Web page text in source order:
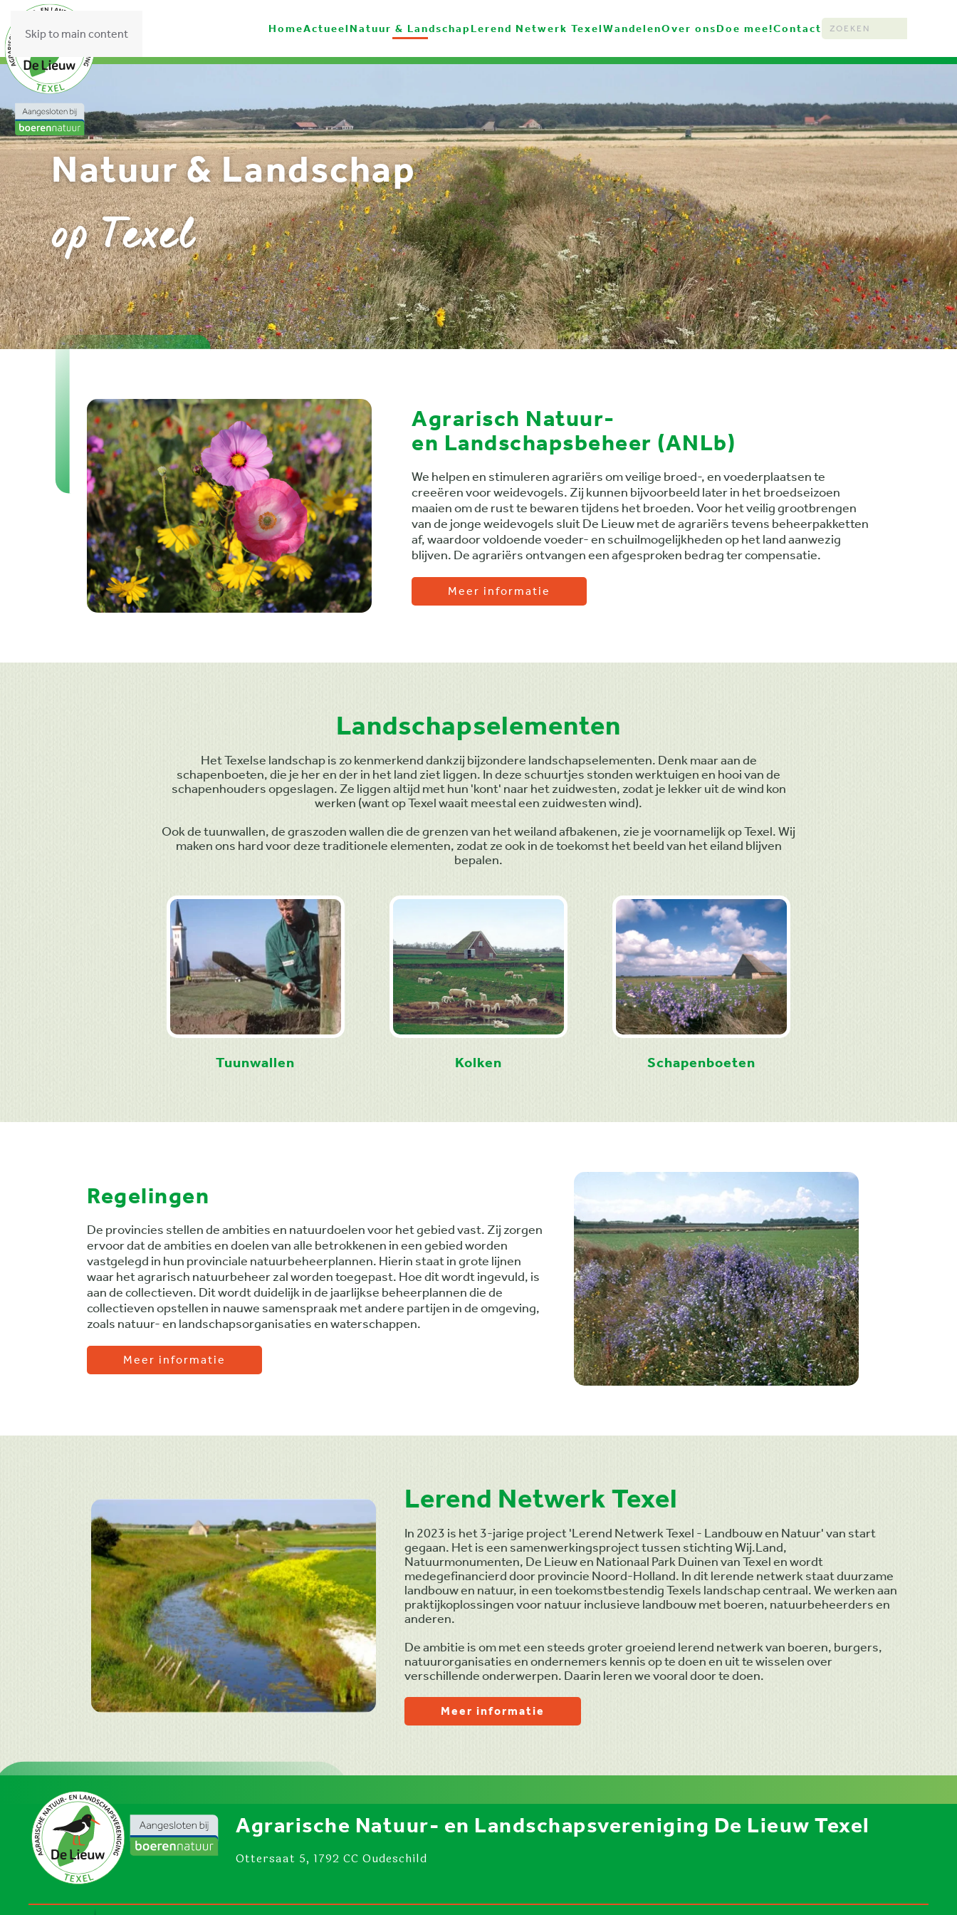
Skip to main content HomeActueel Natuur & Landschap Lerend Netwerk TexelWandelenOver onsDoe mee!Contact
Natuur & Landschap
op Texel
Agrarisch Natuur-
en Landschapsbeheer (ANLb)
We helpen en stimuleren agrariërs om veilige broed-, en voederplaatsen te
creeëren voor weidevogels. Zij kunnen bijvoorbeeld later in het broedseizoen
maaien om de rust te bewaren tijdens het broeden. Voor het veilig grootbrengen
van de jonge weidevogels sluit De Lieuw met de agrariërs tevens beheerpakketten
af, waardoor voldoende voeder- en schuilmogelijkheden op het land aanwezig
blijven. De agrariërs ontvangen een afgesproken bedrag ter compensatie.
Meer informatie
Landschapselementen
Het Texelse landschap is zo kenmerkend dankzij bijzondere landschapselementen. Denk maar aan de
schapenboeten, die je her en der in het land ziet liggen. In deze schuurtjes stonden werktuigen en hooi van de
schapenhouders opgeslagen. Ze liggen altijd met hun 'kont' naar het zuidwesten, zodat je lekker uit de wind kon
werken (want op Texel waait meestal een zuidwesten wind).
Ook de tuunwallen, de graszoden wallen die de grenzen van het weiland afbakenen, zie je voornamelijk op Texel. Wij
maken ons hard voor deze traditionele elementen, zodat ze ook in de toekomst het beeld van het eiland blijven
bepalen.
Tuunwallen Kolken Schapenboeten
Regelingen
De provincies stellen de ambities en natuurdoelen voor het gebied vast. Zij zorgen
ervoor dat de ambities en doelen van alle betrokkenen in een gebied worden
vastgelegd in hun provinciale natuurbeheerplannen. Hierin staat in grote lijnen
waar het agrarisch natuurbeheer zal worden toegepast. Hoe dit wordt ingevuld, is
aan de collectieven. Dit wordt duidelijk in de jaarlijkse beheerplannen die de
collectieven opstellen in nauwe samenspraak met andere partijen in de omgeving,
zoals natuur- en landschapsorganisaties en waterschappen.
Meer informatie
Lerend Netwerk Texel
In 2023 is het 3-jarige project 'Lerend Netwerk Texel - Landbouw en Natuur' van start
gegaan. Het is een samenwerkingsproject tussen stichting Wij.Land,
Natuurmonumenten, De Lieuw en Nationaal Park Duinen van Texel en wordt
medegefinancierd door provincie Noord-Holland. In dit lerende netwerk staat duurzame
landbouw en natuur, in een toekomstbestendig Texels landschap centraal. We werken aan
praktijkoplossingen voor natuur inclusieve landbouw met boeren, natuurbeheerders en
anderen.
De ambitie is om met een steeds groter groeiend lerend netwerk van boeren, burgers,
natuurorganisaties en ondernemers kennis op te doen en uit te wisselen over
verschillende onderwerpen. Daarin leren we vooral door te doen.
Meer informatie
Agrarische Natuur- en Landschapsvereniging De Lieuw Texel
Ottersaat 5, 1792 CC Oudeschild